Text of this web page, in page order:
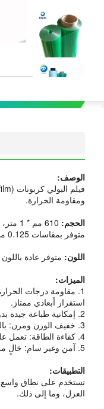
الوصف:
ومقاومة الحرارة.
الحجم:
متوفر بمقاسات 0.125 ممT، 0.175 ممT، 0.38 ممT، 0.5 ممT، وقابل للتخصيص حسب المتطلبات.
اللون: متوفر عادة
الميزات:
1. مقاومة درجات الحرارة العالية، ومقاومة للأشعة فوق البنفسجية، والرطوبة، والتعرض للمواد الكيميائية، مما يضمن المتانة على المدى الطويل؛
استقرار أبعادي ممتاز.
2. إمكانية طباعة جيدة بدون معالجة مسبقة، ومتينة ومقاومة للتآكل والتلف، مما يضمن عمر خدمة طويل.
3. خفيف الوزن ومرن: بالمقارنة مع مواد العزل التقليدية، فإن فيلم الكمبيوتر خفيف الوزن ويمكن تشكيله بسهولة ليناسب التطبيقات المختلفة.
4. كفاءة الطاقة: تعمل على تعزيز كفاءة الطاقة من خلال تقليل فقدان الحرارة أو اكتسابها، مما يؤدي إلى انخفاض فواتير الطاقة.
5. آمن وغير سام: خالٍ من المواد الكيميائية الضارة، مما يجعله آمنًا للاستخدام في تغليف المواد الغذائية وغيرها من التطبيقات الحساسة.
التطبيقات:
العزل، وما إلى ذلك.